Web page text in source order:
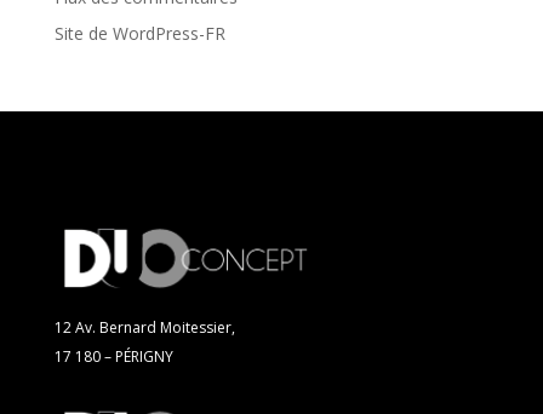
Site de WordPress-FR
12 Av. Bernard Moitessier,
17 180 – PÉRIGNY